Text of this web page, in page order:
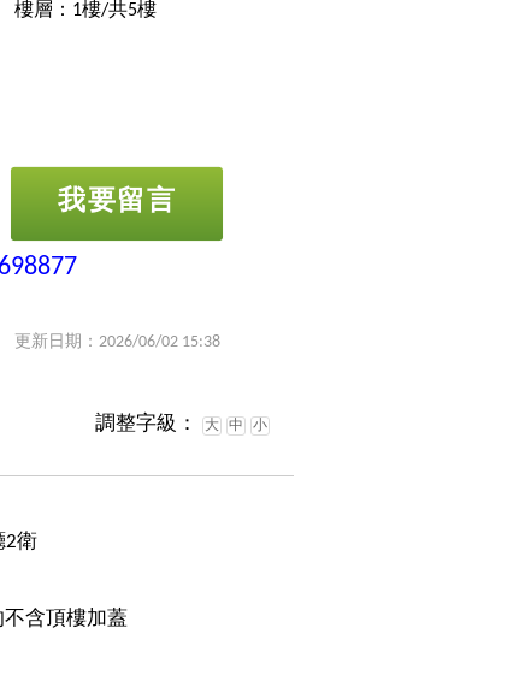
樓層：1樓/共5樓
我要留言
更新日期：2026/06/02 15:38
調整字級： 大 中 小
2衛
不含頂樓加蓋